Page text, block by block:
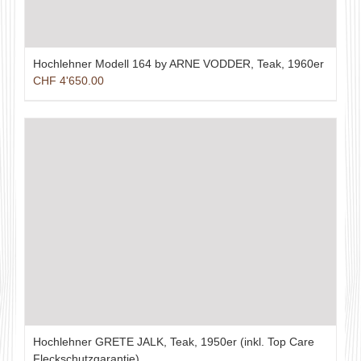
Hochlehner Modell 164 by ARNE VODDER, Teak, 1960er
CHF 4'650.00
Hochlehner GRETE JALK, Teak, 1950er (inkl. Top Care
Fleckschutzgarantie)